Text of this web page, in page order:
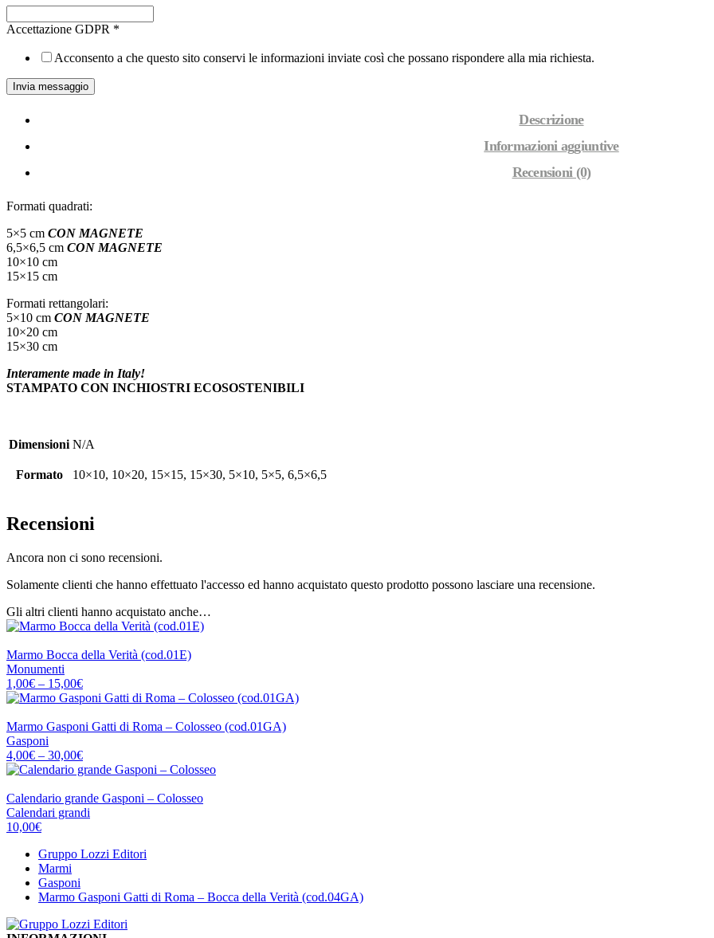
Accettazione GDPR *
Acconsento a che questo sito conservi le informazioni inviate così che possano rispondere alla mia richiesta.
Invia messaggio
Descrizione
Informazioni aggiuntive
Recensioni (0)
Formati quadrati:
5×5 cm CON MAGNETE
6,5×6,5 cm CON MAGNETE
10×10 cm
15×15 cm
Formati rettangolari:
5×10 cm CON MAGNETE
10×20 cm
15×30 cm
Interamente made in Italy!
STAMPATO CON INCHIOSTRI ECOSOSTENIBILI
Dimensioni N/A
Formato 10×10, 10×20, 15×15, 15×30, 5×10, 5×5, 6,5×6,5
Recensioni
Ancora non ci sono recensioni.
Solamente clienti che hanno effettuato l'accesso ed hanno acquistato questo prodotto possono lasciare una recensione.
Gli altri clienti hanno acquistato anche…
Marmo Bocca della Verità (cod.01E)
Monumenti
1,00€ – 15,00€Fascia
di
da
a
15,00€
Marmo Gasponi Gatti di Roma – Colosseo (cod.01GA)
Gasponi
4,00€ – 30,00€Fascia
di
da
4,00€
Calendario grande Gasponi – Colosseo
Calendari grandi
10,00€
Gruppo Lozzi Editori
Marmi
Gasponi
Marmo Gasponi Gatti di Roma – Bocca della Verità (cod.04GA)